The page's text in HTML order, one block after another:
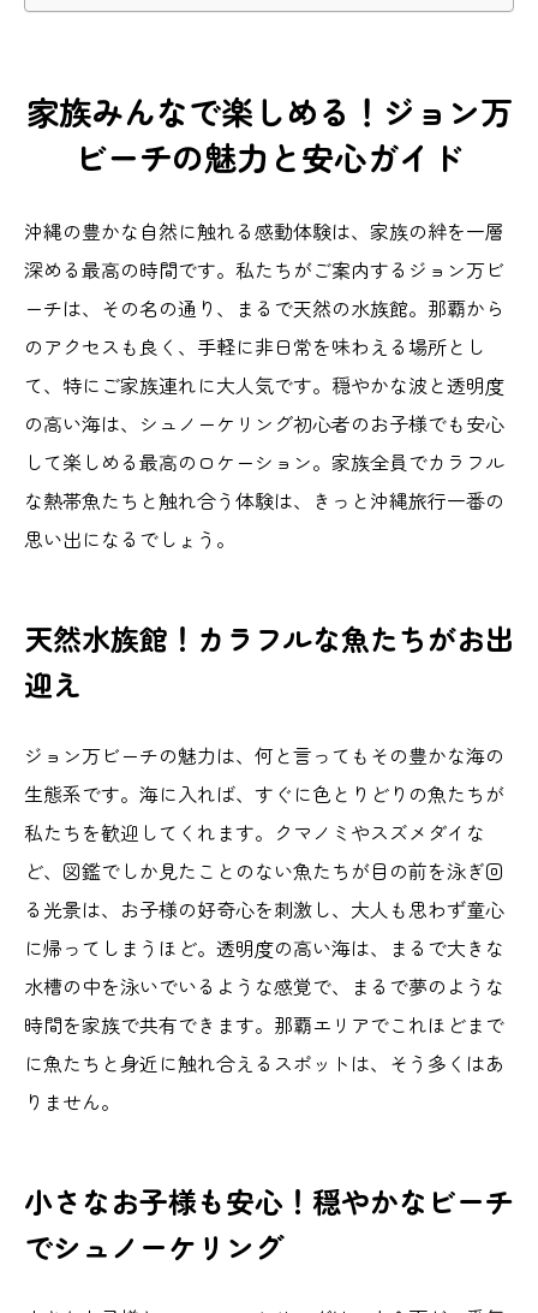
家族みんなで楽しめる！ジョン万
ビーチの魅力と安心ガイド
沖縄の豊かな自然に触れる感動体験は、家族の絆を一層
深める最高の時間です。私たちがご案内するジョン万ビ
ーチは、その名の通り、まるで天然の水族館。那覇から
のアクセスも良く、手軽に非日常を味わえる場所とし
て、特にご家族連れに大人気です。穏やかな波と透明度
の高い海は、シュノーケリング初心者のお子様でも安心
して楽しめる最高のロケーション。家族全員でカラフル
な熱帯魚たちと触れ合う体験は、きっと沖縄旅行一番の
思い出になるでしょう。
天然水族館！カラフルな魚たちがお出
迎え
ジョン万ビーチの魅力は、何と言ってもその豊かな海の
生態系です。海に入れば、すぐに色とりどりの魚たちが
私たちを歓迎してくれます。クマノミやスズメダイな
ど、図鑑でしか見たことのない魚たちが目の前を泳ぎ回
る光景は、お子様の好奇心を刺激し、大人も思わず童心
に帰ってしまうほど。透明度の高い海は、まるで大きな
水槽の中を泳いでいるような感覚で、まるで夢のような
時間を家族で共有できます。那覇エリアでこれほどまで
に魚たちと身近に触れ合えるスポットは、そう多くはあ
りません。
小さなお子様も安心！穏やかなビーチ
でシュノーケリング